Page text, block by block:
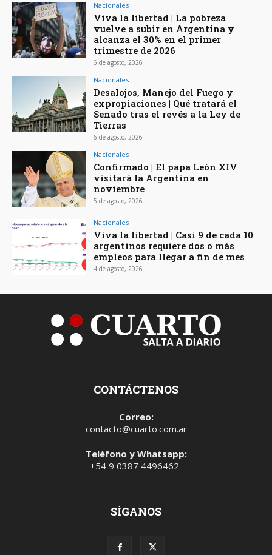
Nacionales
Viva la libertad | La pobreza
vuelve a subir en Argentina y
alcanza el 30% en el primer
trimestre de 2026
6 de agosto, 2026
Nacionales
Desalojos, Manejo del Fuego y
expropiaciones | Qué tratará el
Senado tras el revés a la Ley de
Tierras
6 de agosto, 2026
Nacionales
Confirmado | El papa León XIV
visitará la Argentina en
noviembre
5 de agosto, 2026
Nacionales
Viva la libertad | Casi 9 de cada 10
argentinos requiere dos o más
empleos para llegar a fin de mes
4 de agosto, 2026
CONTÁCTENOS
Correo:
contacto@cuarto.com.ar
Teléfono y Whatsapp:
+54 9 0387 4496462
SÍGANOS